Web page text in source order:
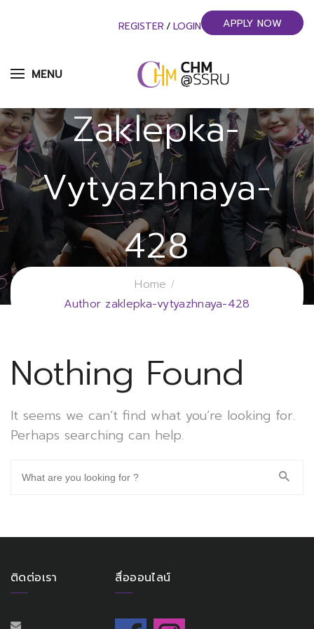
MENU
REGISTER / LOGIN APPLY NOW
Zaklepka-
Vytyazhnaya-
428
วิทยาลัยการจัดการอุตสาหกรรมบริการ
มหาวิทยาลัยราชภัฏสวนสุนันทา
Home
Author zaklepka-vytyazhnaya-428
Nothing Found
It seems we can’t find what you’re looking for.
Perhaps searching can help.
ติดต่อเรา สื่อออนไลน์